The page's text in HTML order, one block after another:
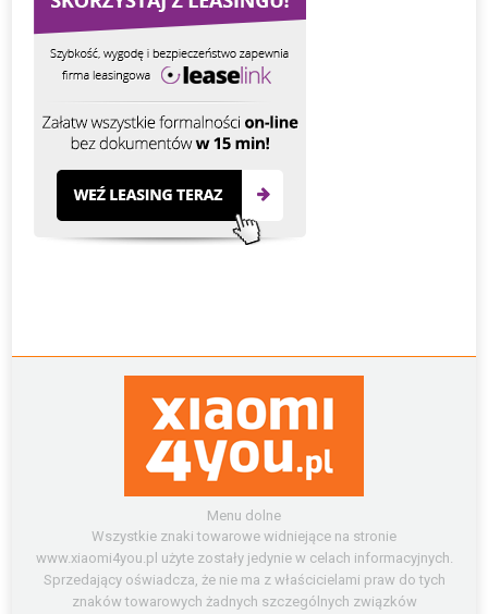
Menu dolne
Wszystkie znaki towarowe widniejące na stronie
www.xiaomi4you.pl użyte zostały jedynie w celach informacyjnych.
Sprzedający oświadcza, że nie ma z właścicielami praw do tych
znaków towarowych żadnych szczególnych związków